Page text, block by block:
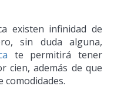
existen infinidad de
sin duda alguna,
te permitirá tener
cien, además de que